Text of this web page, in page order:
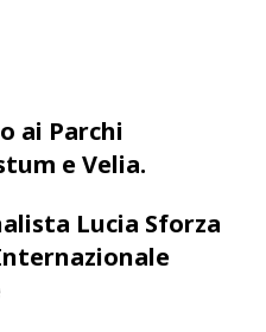
ai Parchi
e Velia.
Lucia Sforza